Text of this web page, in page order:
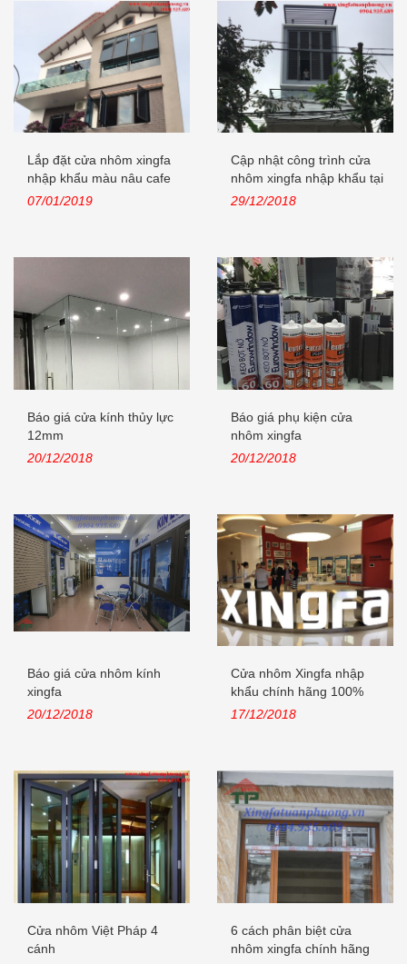
Lắp đặt cửa nhôm xingfa
nhập khẩu màu nâu cafe
tại...
07/01/2019
Cập nhật công trình cửa
nhôm xingfa nhập khẩu tại
Lê...
29/12/2018
Báo giá cửa kính thủy lực
12mm
20/12/2018
Báo giá phụ kiện cửa
nhôm xingfa
20/12/2018
Báo giá cửa nhôm kính
xingfa
20/12/2018
Cửa nhôm Xingfa nhập
khẩu chính hãng 100%
Quảng Đông,...
17/12/2018
Cửa nhôm Việt Pháp 4
cánh
6 cách phân biệt cửa
nhôm xingfa chính hãng